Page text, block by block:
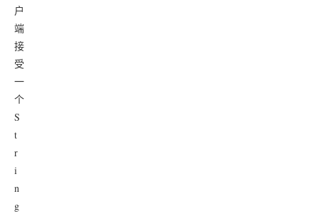
户
端
接
受
一
个
S
t
r
i
n
g